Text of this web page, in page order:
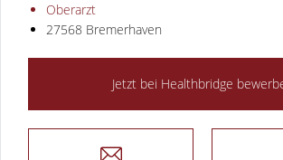
Oberarzt
27568 Bremerhaven